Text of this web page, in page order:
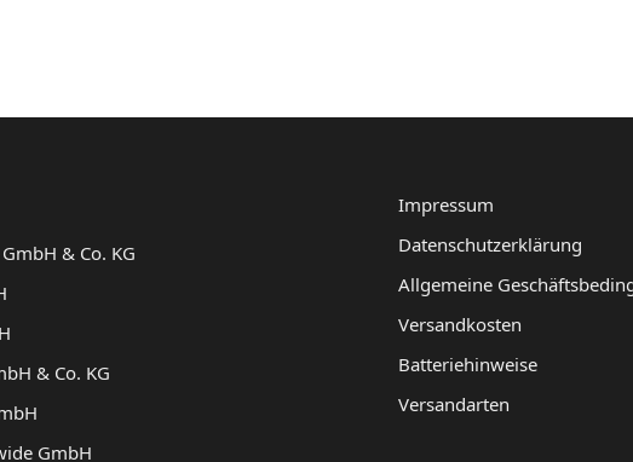
& Co. KG
& Co. KG
GmbH
Impressum
Datenschutzerklärung
Allgemeine
Versandkosten
Batteriehinweise
Versandarten